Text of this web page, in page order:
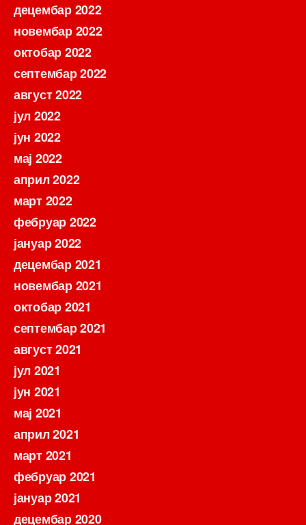
децембар 2022
новембар 2022
октобар 2022
септембар 2022
август 2022
јул 2022
јун 2022
мај 2022
април 2022
март 2022
фебруар 2022
јануар 2022
децембар 2021
новембар 2021
октобар 2021
септембар 2021
август 2021
јул 2021
јун 2021
мај 2021
април 2021
март 2021
фебруар 2021
јануар 2021
децембар 2020